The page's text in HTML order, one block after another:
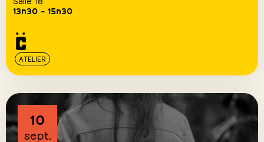
13h30 – 15h30
ATELIER
10
sept.